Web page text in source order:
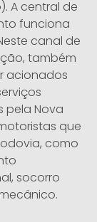
A central de
funciona
canal de
também
acionados
pela Nova
que
como
socorro